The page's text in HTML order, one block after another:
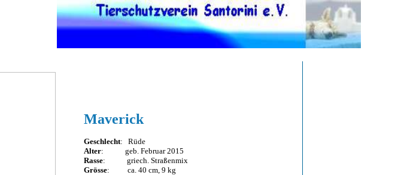
Maverick
Geschlecht: Rüde
Alter: geb. Februar 2015
Rasse: griech. Straßenmix
Grösse: ca. 40 cm, 9 kg